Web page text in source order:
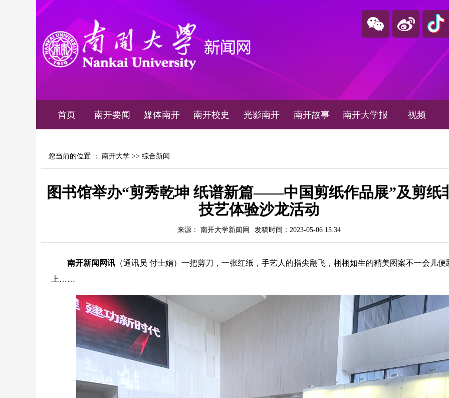
首页 南开要闻 媒体南开 南开校史 光影南开 南开故事 南开大学报 视频
您当前的位置 ： 南开大学 >> 综合新闻
图书馆举办“剪秀乾坤 纸谱新篇——中国剪纸作品展”及剪纸
技艺体验沙龙活动
来源： 南开大学新闻网 发稿时间：2023-05-06 15:34
南开新闻网讯 （通讯员 付士娟）一把剪刀，一张红纸，手艺人的指尖翻飞，栩栩如生的精美图案不一会儿便
上……